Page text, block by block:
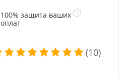
100% защита ваших
оплат
(10)